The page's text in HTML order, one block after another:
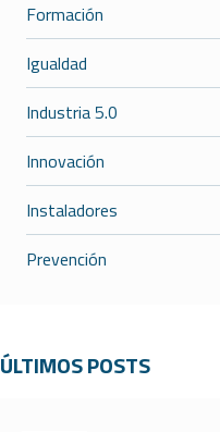
Formación
Igualdad
Industria 5.0
Innovación
Instaladores
Prevención
ÚLTIMOS POSTS